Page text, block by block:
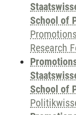
School of
Research
School of